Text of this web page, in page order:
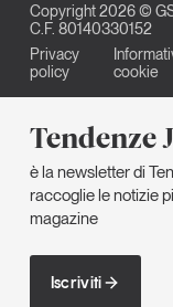
Tendenze
è la newsletter di
raccoglie le notizie
magazine
Iscriviti
Copyright 2026 ©
C.F. 80140330152
Privacy
policy
cookie